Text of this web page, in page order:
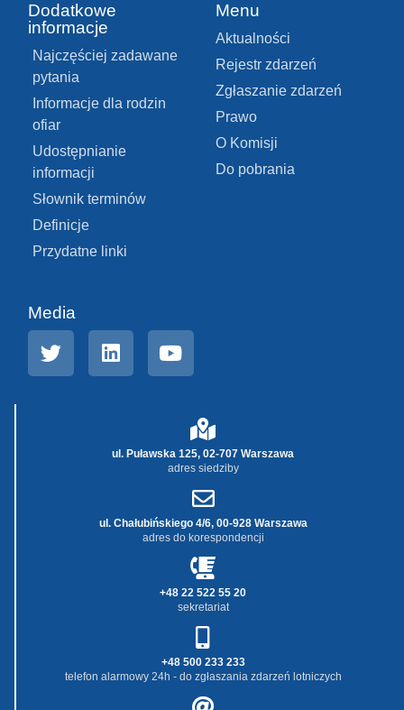
Dodatkowe
informacje
Najczęściej zadawane
pytania
Informacje dla rodzin
ofiar
Udostępnianie
informacji
Słownik terminów
Definicje
Przydatne linki
Menu
Aktualności
Rejestr zdarzeń
Zgłaszanie zdarzeń
Prawo
O Komisji
Do pobrania
Media
ul. Puławska 125, 02-707 Warszawa
adres siedziby
ul. Chałubińskiego 4/6, 00-928 Warszawa
adres do korespondencji
+48 22 522 55 20
sekretariat
+48 500 233 233
telefon alarmowy 24h - do zgłaszania zdarzeń lotniczych